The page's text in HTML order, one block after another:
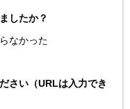
したか？
なかった
さい（URLは入力でき